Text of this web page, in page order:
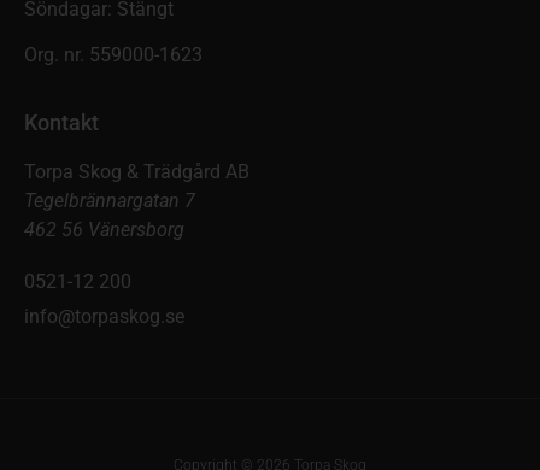
Söndagar: Stängt
Org. nr. 559000-1623
Kontakt
Torpa Skog & Trädgård AB
Tegelbrännargatan 7
462 56 Vänersborg
0521-12 200
info@torpaskog.se
Copyright © 2026 Torpa Skog